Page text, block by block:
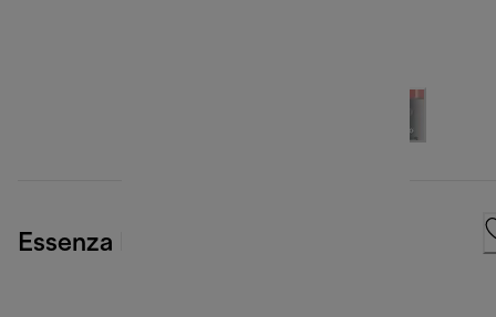
Essenza Mini, Red